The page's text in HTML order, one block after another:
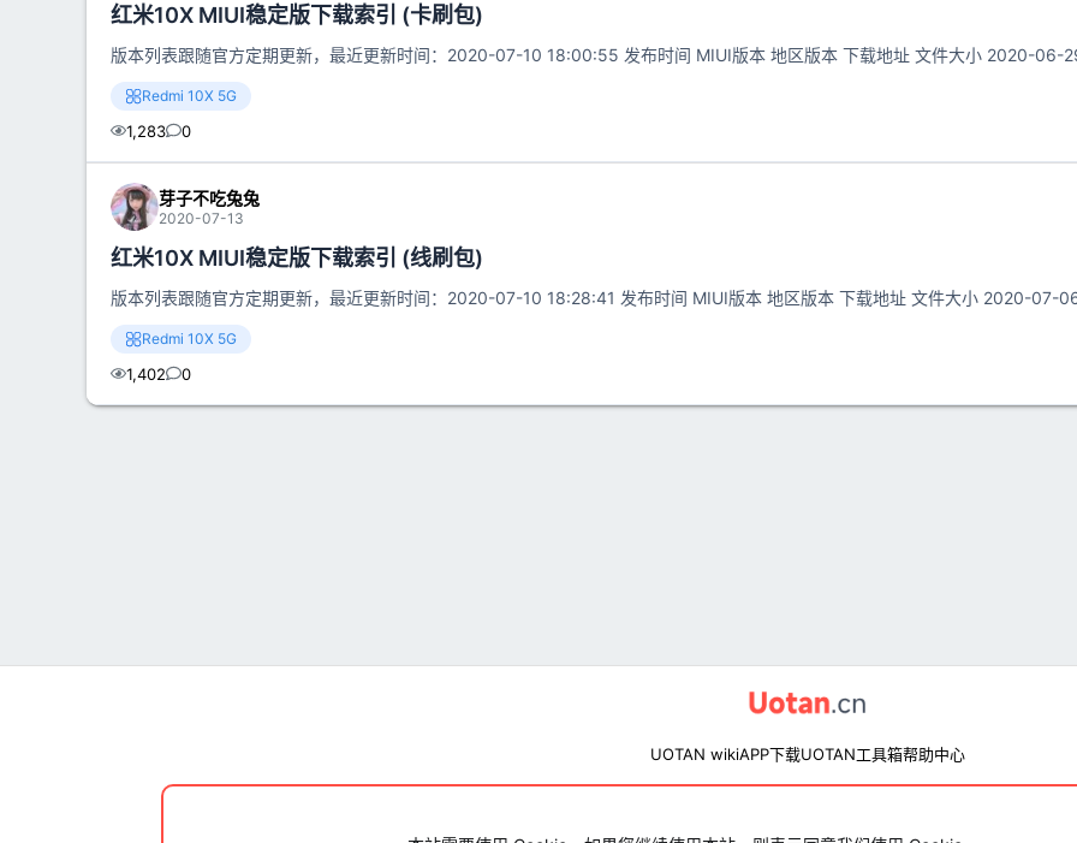
红米10X MIUI稳定版下载索引 (卡刷包)
版本列表跟随官方定期更新，最近更新时间：2020-07-10 18:00:55 发布时间 MIUI版本 地区版本 下载地址 文件大小 2020-06-
Redmi 10X 5G
1,283 0
芽子不吃兔兔
2020-07-13
红米10X MIUI稳定版下载索引 (线刷包)
版本列表跟随官方定期更新，最近更新时间：2020-07-10 18:28:41 发布时间 MIUI版本 地区版本 下载地址 文件大小 2020-07-
Redmi 10X 5G
1,402 0
UOTAN wikiAPP下载UOTAN工具箱帮助中心
鄂ICP备2025125091号-1